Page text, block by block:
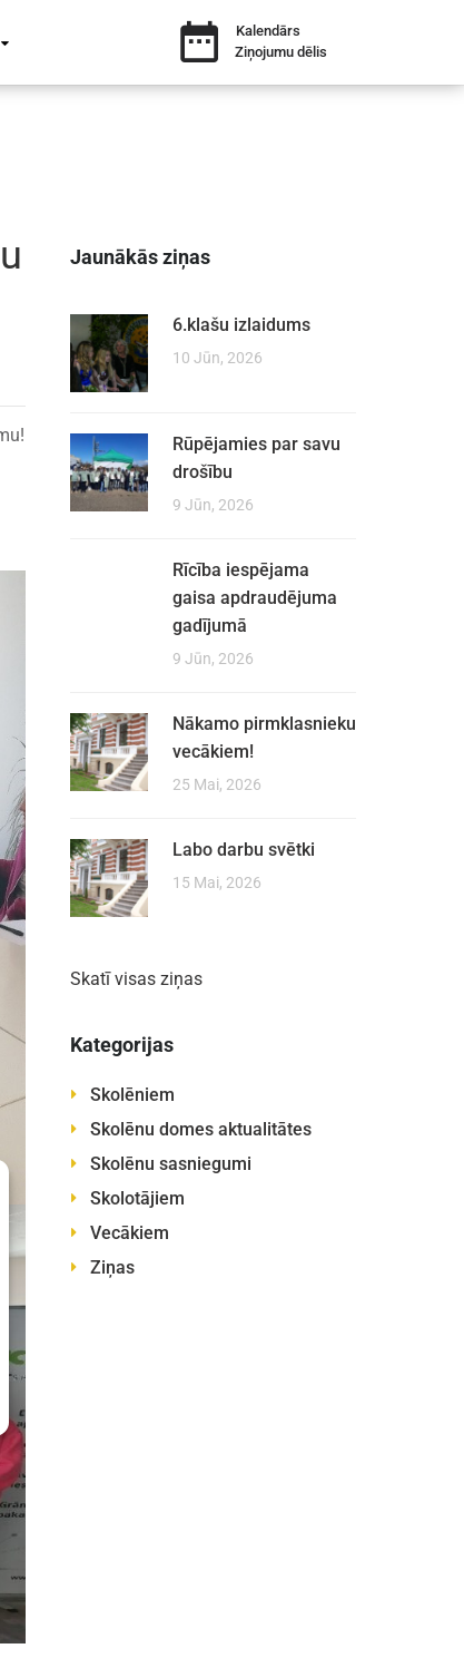
Kalendārs
Ziņojumu dēlis
Jaunākās ziņas
6.klašu izlaidums
10 Jūn, 2026
Rūpējamies par savu
drošību
9 Jūn, 2026
Rīcība iespējama
gaisa apdraudējuma
gadījumā
9 Jūn, 2026
Nākamo pirmklasnieku
vecākiem!
25 Mai, 2026
Labo darbu svētki
15 Mai, 2026
Skatī visas ziņas
Kategorijas
Skolēniem
Skolēnu domes aktualitātes
Skolēnu sasniegumi
Skolotājiem
Vecākiem
Ziņas